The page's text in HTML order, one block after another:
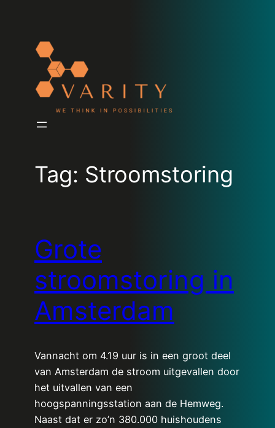
Tag: Stroomstoring
Grote
stroomstoring in
Amsterdam
Vannacht om 4.19 uur is in een groot deel
van Amsterdam de stroom uitgevallen door
het uitvallen van een
hoogspanningsstation aan de Hemweg.
Naast dat er zo’n 380.000 huishoudens